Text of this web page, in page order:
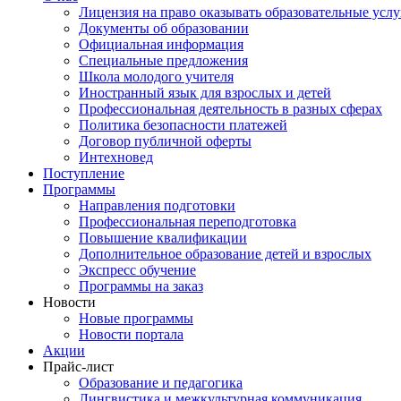
Лицензия на право оказывать образовательные
Документы об образовании
Официальная информация
Специальные предложения
Школа молодого учителя
Иностранный язык для взрослых и детей
Профессиональная деятельность в разных сферах
Политика безопасности платежей
Договор публичной оферты
Интехновед
Поступление
Программы
Направления подготовки
Профессиональная переподготовка
Повышение квалификации
Дополнительное образование детей и взрослых
Экспресс обучение
Программы на заказ
Новости
Новые программы
Новости портала
Акции
Прайс-лист
Образование и педагогика